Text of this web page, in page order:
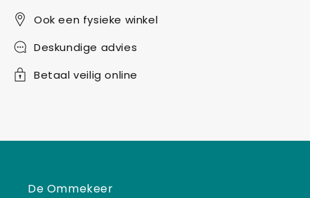
Ook een fysieke winkel
Deskundige advies
Betaal veilig online
De Ommekeer